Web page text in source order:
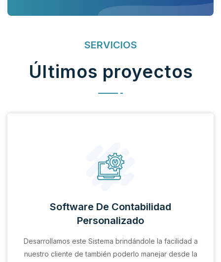
SERVICIOS
Últimos proyectos
Software De Contabilidad
Personalizado
Desarrollamos este Sistema brindándole la facilidad a
nuestro cliente de también poderlo manejar desde la